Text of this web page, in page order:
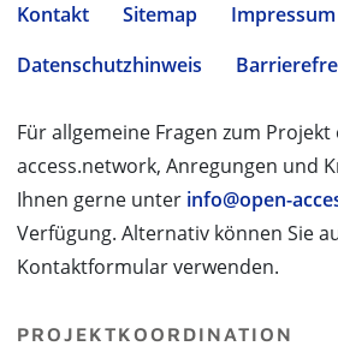
Kontakt Sitemap
Impressum
Datenschutzhinweis
Für allgemeine Fragen zum Projekt
access.network, Anregungen und
Ihnen gerne unter info@open-
Verfügung. Alternativ können Sie
Kontaktformular verwenden.
PROJEKTKOORDINATION